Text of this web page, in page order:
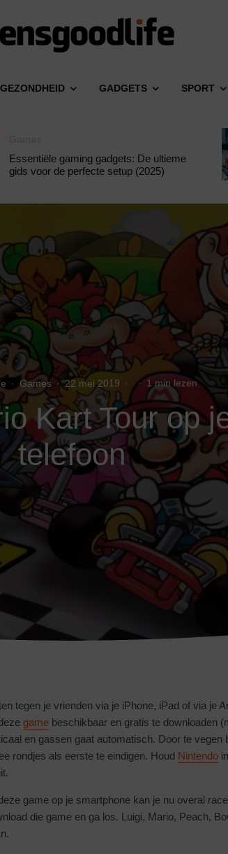
GEZONDHEID GADGETS SPORT
Essentiële gaming gadgets: De ultieme
gids voor de perfecte setup (2025)
· Games · 22 mei 2019 · · 1 min lezen
Kart Tour op
telefoon
tegen je vrienden via je iPhone, iPad of via je
game beschikbaar en gratis te downloaden
en gassen gaat automatisch. Door te vegen
rondjes als eerste te eindigen. Houd Nintendo
game op je smartphone kan je nu overal
die game en ga los. Luigi, Mario, Peach,